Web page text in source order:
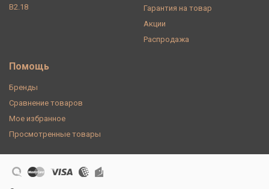
В2.18
Гарантия на товар
Акции
Распродажа
Помощь
Бренды
Сравнение товаров
Мое избранное
Просмотренные товары